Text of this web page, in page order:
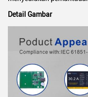
Detail Gambar